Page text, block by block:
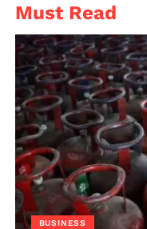
Must Read
BUSINESS